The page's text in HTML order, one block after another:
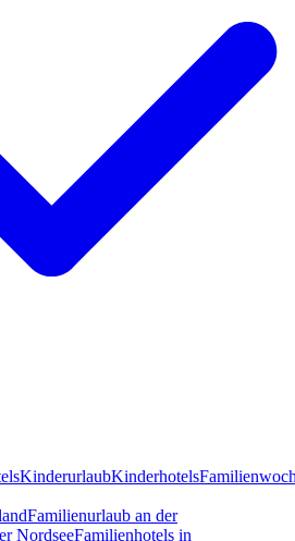
KinderurlaubKinderhotels
Familienurlaub an der
NordseeFamilienhotels in